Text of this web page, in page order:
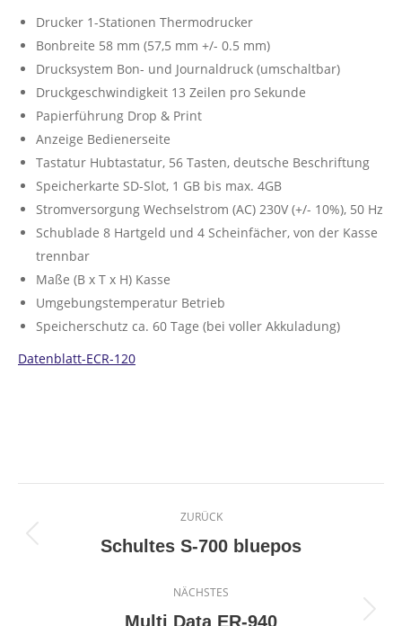
Drucker 1-Stationen Thermodrucker
Bonbreite 58 mm (57,5 mm +/- 0.5 mm)
Drucksystem Bon- und Journaldruck (umschaltbar)
Druckgeschwindigkeit 13 Zeilen pro Sekunde
Papierführung Drop & Print
Anzeige Bedienerseite
Tastatur Hubtastatur, 56 Tasten, deutsche Beschriftung
Speicherkarte SD-Slot, 1 GB bis max. 4GB
Stromversorgung Wechselstrom (AC) 230V (+/- 10%), 50 Hz
Schublade 8 Hartgeld und 4 Scheinfächer, von der Kasse
trennbar
Maße (B x T x H) Kasse
Umgebungstemperatur Betrieb
Speicherschutz ca. 60 Tage (bei voller Akkuladung)
Datenblatt-ECR-120
navigation
ZURÜCK
Previous
Schultes S-700 bluepos
NÄCHSTES
Next
Multi Data ER-940